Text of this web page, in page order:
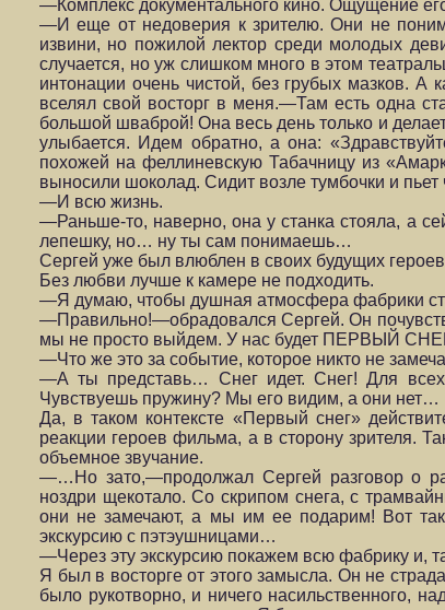
—Комплекс документального кино. Ощущение
—И еще от недоверия к зрителю. Они не
извини, но пожилой лектор среди молодых
случается, но уж слишком много в этом
интонации очень чистой, без грубых мазков.
вселял свой восторг в меня.—Там есть одна
большой шваброй! Она весь день только и
улыбается. Идем обратно, а она:
похожей на феллиневскую Табачницу из
выносили шоколад. Сидит возле тумбочки и пьет
—И всю жизнь.
—Раньше-то, наверно, она у станка стояла, а
лепешку, но… ну ты сам понимаешь…
Сергей уже был влюблен в своих будущих
Без любви лучше к камере не подходить.
—Я думаю, чтобы душная атмосфера фабрики
—Правильно!—обрадовался Сергей. Он
мы не просто выйдем. У нас будет ПЕРВЫЙ
—Что же это за событие, которое никто не
—А ты представь… Снег идет. Снег! Для
Чувствуешь пружину? Мы его видим, а они нет…
Да, в таком контексте «Первый снег»
реакции героев фильма, а в сторону зрителя.
объемное звучание.
—…Но зато,—продолжал Сергей разговор о
ноздри щекотало. Со скрипом снега, с
они не замечают, а мы им ее подарим! Вот
экскурсию с пэтэушницами…
—Через эту экскурсию покажем всю фабрику
Я был в восторге от этого замысла. Он не
было рукотворно, и ничего насильственного,